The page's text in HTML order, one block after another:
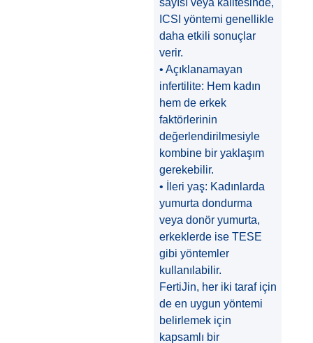
sayısı veya kalitesinde,
ICSI yöntemi genellikle
daha etkili sonuçlar
verir.
• Açıklanamayan
infertilite: Hem kadın
hem de erkek
faktörlerinin
değerlendirilmesiyle
kombine bir yaklaşım
gerekebilir.
• İleri yaş: Kadınlarda
yumurta dondurma
veya donör yumurta,
erkeklerde ise TESE
gibi yöntemler
kullanılabilir.
FertiJin, her iki taraf için
de en uygun yöntemi
belirlemek için
kapsamlı bir